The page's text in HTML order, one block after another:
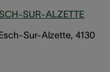
SUR-ALZETTE
Sur-Alzette, 4130